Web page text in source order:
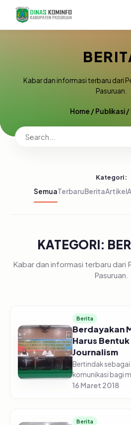
Kabar dan informasi terbaru dari
Pasuruan.
Home /Publikasi/
Kategori:
SemuaTerbaruBeritaArtikel
KATEGORI:
Kabar dan informasi terbaru dari
Pasuruan.
Berita
Berdayakan
Harus
Journalism
Bertindak
komunikasi bagi
peran yang
16 Maret 2018
Berita